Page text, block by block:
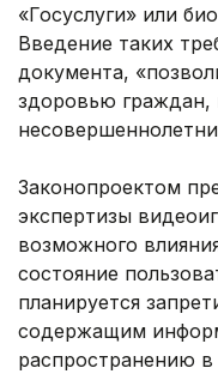
«Госуслуги» или
Введение таких
документа,
здоровью граждан,
Законопроектом
экспертизы
возможного
состояние
планируется
содержащим
распространению